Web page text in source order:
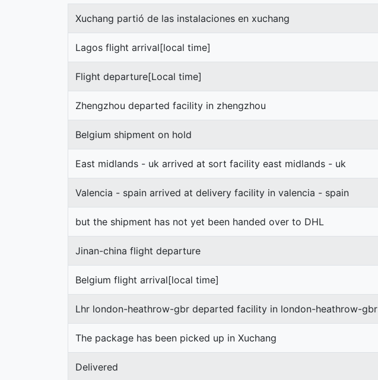
Xuchang partió de las instalaciones en xuchang
Lagos flight arrival[local time]
Flight departure[Local time]
Zhengzhou departed facility in zhengzhou
Belgium shipment on hold
East midlands - uk arrived at sort facility east midlands - uk
Valencia - spain arrived at delivery facility in valencia - spain
but the shipment has not yet been handed over to DHL
Jinan-china flight departure
Belgium flight arrival[local time]
Lhr london-heathrow-gbr departed facility in london-heathrow-gbr
The package has been picked up in Xuchang
Delivered